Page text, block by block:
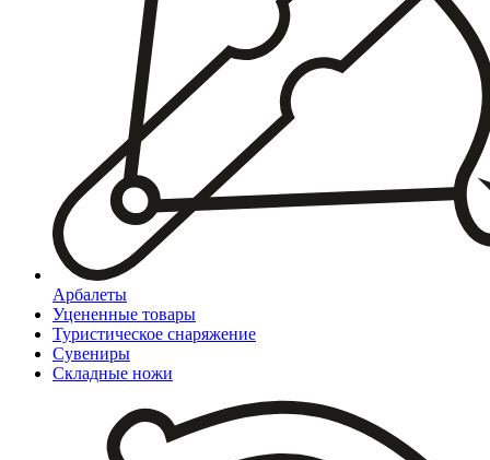
Арбалеты
Уцененные товары
Туристическое снаряжение
Сувениры
Складные ножи